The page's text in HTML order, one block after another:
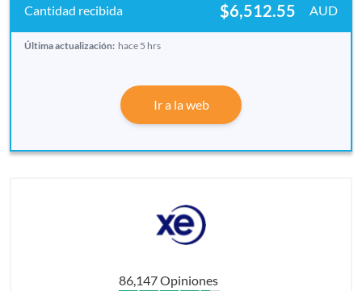
$6,512.55 AUD
Última actualización: hace 5 hrs
Ir a la web
86,147 Opiniones